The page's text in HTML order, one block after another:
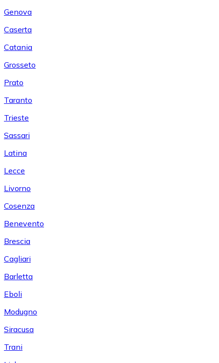
Genova
Caserta
Catania
Grosseto
Prato
Taranto
Trieste
Sassari
Latina
Lecce
Livorno
Cosenza
Benevento
Brescia
Cagliari
Barletta
Eboli
Modugno
Siracusa
Trani